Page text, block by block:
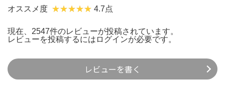
オススメ度 4.7点
現在、2547件のレビューが投稿されています。
レビューを投稿するには ログインが必要です。
レビューを書く